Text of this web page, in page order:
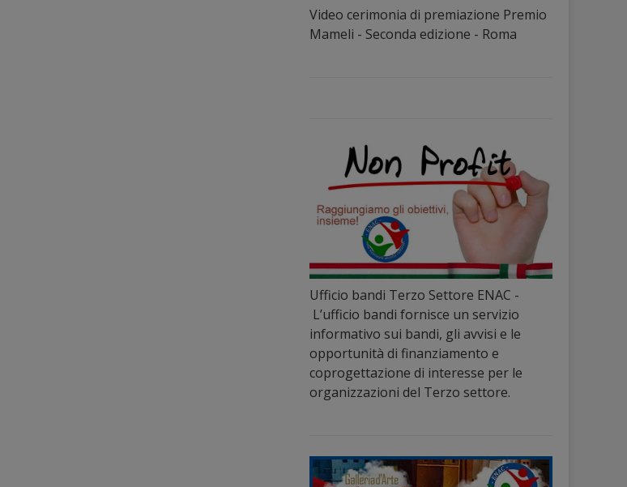
Video cerimonia di premiazione Premio
Mameli - Seconda edizione - Roma
Ufficio bandi Terzo Settore ENAC -
L’ufficio bandi fornisce un servizio
informativo sui bandi, gli avvisi e le
opportunità di finanziamento e
coprogettazione di interesse per le
organizzazioni del Terzo settore.